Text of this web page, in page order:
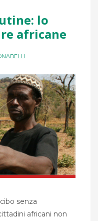
lo
africane
senza
africani non